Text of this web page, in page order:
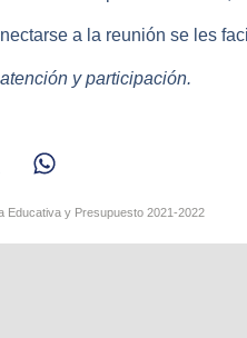
a la reunión se les
y participación.
Educativa y Presupuesto 2021-2022